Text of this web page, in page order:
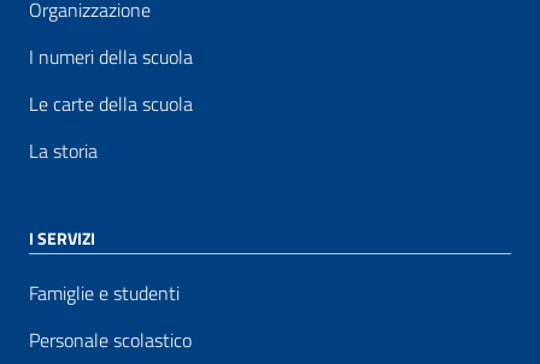
Organizzazione
I numeri della scuola
Le carte della scuola
La storia
I SERVIZI
Famiglie e studenti
Personale scolastico